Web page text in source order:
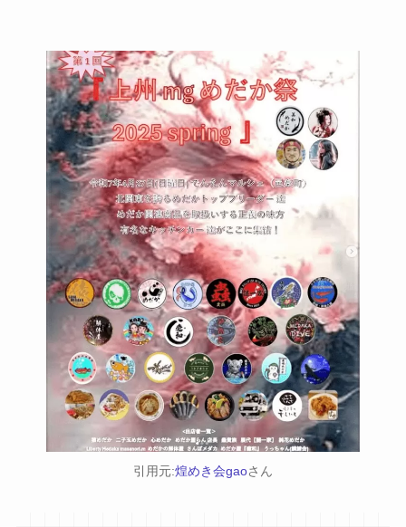
引用元:煌めき会gaoさん